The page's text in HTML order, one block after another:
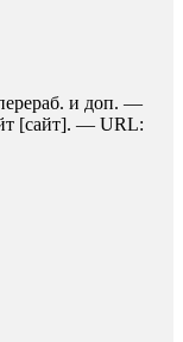
и доп. —
[сайт]. — URL: